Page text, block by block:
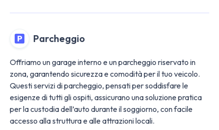
Parcheggio
Offriamo un garage interno e un parcheggio riservato in
zona, garantendo sicurezza e comodità per il tuo veicolo.
Questi servizi di parcheggio, pensati per soddisfare le
esigenze di tutti gli ospiti, assicurano una soluzione pratica
per la custodia dell’auto durante il soggiorno, con facile
accesso alla struttura e alle attrazioni locali.